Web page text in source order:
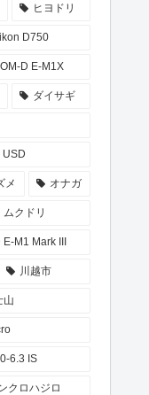
ヒヨドリ
D750
D E-M1X
ダイサギ
USD
メ オナガ
ムクドリ
M1 Mark III
川越市
山
6.3 IS
クロハジロ